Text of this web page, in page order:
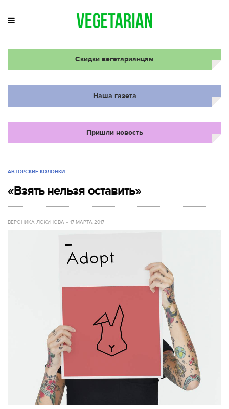
Скидки вегетарианцам
Наша газета
Пришли новость
АВТОРСКИЕ КОЛОНКИ
«Взять нельзя оставить»
ВЕРОНИКА ЛОКУНОВА 17 МАРТА 2017